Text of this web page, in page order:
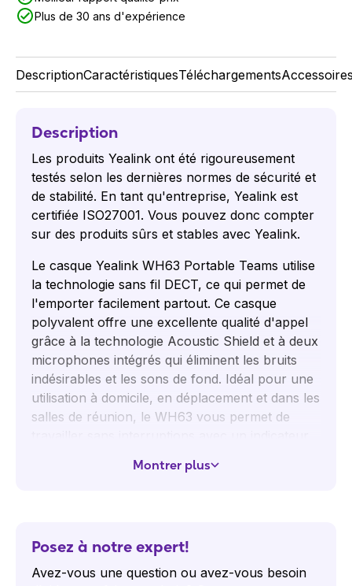
Plus de 30 ans d'expérience
DescriptionCaractéristiquesTéléchargements
Description
Les produits Yealink ont été rigoureusement
testés selon les dernières normes de sécurité et
de stabilité. En tant qu'entreprise, Yealink est
certifiée ISO27001. Vous pouvez donc compter
sur des produits sûrs et stables avec Yealink.
Le casque Yealink WH63 Portable Teams utilise
la technologie sans fil DECT, ce qui permet de
l'emporter facilement partout. Ce casque
polyvalent offre une excellente qualité d'appel
grâce à la technologie Acoustic Shield et à deux
microphones intégrés qui éliminent les bruits
indésirables et les sons de fond. Idéal pour une
utilisation à domicile, en déplacement et dans les
salles de réunion, le WH63 vous permet de
occupé. Il offre un confort optimal avec
Conçu spécialement pour Microsoft Teams, le
comme le mode Musique pour une expérience
Montrer plus
Posez à notre expert!
Avez-vous une question ou avez-vous besoin